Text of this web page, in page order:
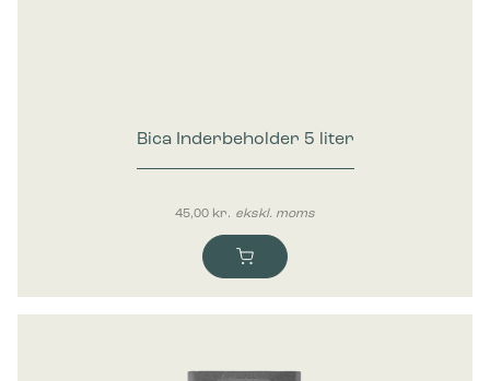
Bica Inderbeholder 5 liter
45,00 kr. ekskl. moms